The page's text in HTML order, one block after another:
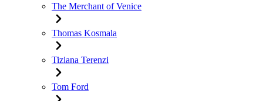
The Merchant of Venice
Thomas Kosmala
Tiziana Terenzi
Tom Ford